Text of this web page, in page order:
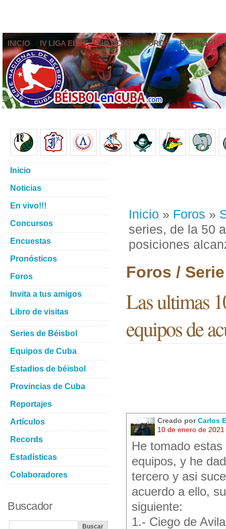
INICIO IV LIGA ELITE NOTICIAS FOROS
Inicio » Foros »
series, de la 50
posiciones
Foros /
Las ultimas
equipos de
Creado porCarlos
10 de enero de
He tomado
equipos, y he
tercero y asi
acuerdo a ello,
siguiente:
1.- Ciego de
Inicio
Noticias
En vivo!!!
Concursos
Encuestas
Pronósticos
Foros
Invita a tus amigos
Libro de visitas
Series de Béisbol
Equipos de Cuba
Estadios de béisbol
Provincias de Cuba
Reportajes
Artículos
Records
Estadísticas
Colaboradores
Buscador